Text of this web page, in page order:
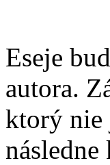
Eseje
autora.
ktorý nie